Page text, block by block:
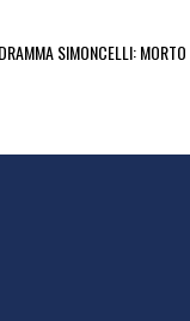
SIMONCELLI: